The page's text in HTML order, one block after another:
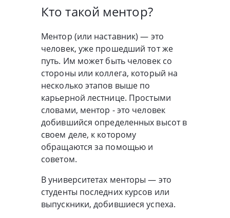
Кто такой ментор?
Ментор (или наставник) — это
человек, уже прошедший тот же
путь. Им может быть человек со
стороны или коллега, который на
несколько этапов выше по
карьерной лестнице. Простыми
словами, ментор - это человек
добившийся определенных высот в
своем деле, к которому
обращаются за помощью и
советом.
В университетах менторы — это
студенты последних курсов или
выпускники, добившиеся успеха.